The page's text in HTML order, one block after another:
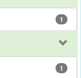
1
1